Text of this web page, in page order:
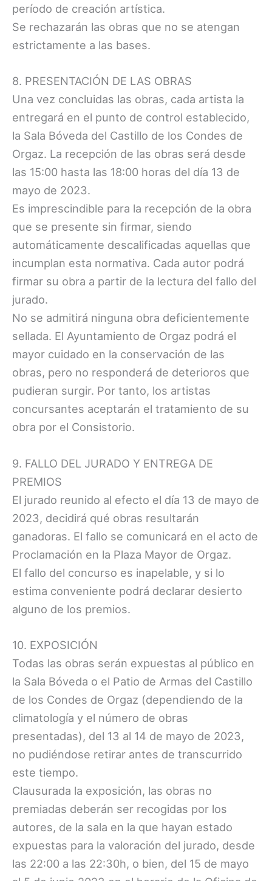
período de creación artística.
Se rechazarán las obras que no se atengan
estrictamente a las bases.
8. PRESENTACIÓN DE LAS OBRAS
Una vez concluidas las obras, cada artista la
entregará en el punto de control establecido,
la Sala Bóveda del Castillo de los Condes de
Orgaz. La recepción de las obras será desde
las 15:00 hasta las 18:00 horas del día 13 de
mayo de 2023.
Es imprescindible para la recepción de la obra
que se presente sin firmar, siendo
automáticamente descalificadas aquellas que
incumplan esta normativa. Cada autor podrá
firmar su obra a partir de la lectura del fallo del
jurado.
No se admitirá ninguna obra deficientemente
sellada. El Ayuntamiento de Orgaz podrá el
mayor cuidado en la conservación de las
obras, pero no responderá de deterioros que
pudieran surgir. Por tanto, los artistas
concursantes aceptarán el tratamiento de su
obra por el Consistorio.
9. FALLO DEL JURADO Y ENTREGA DE
PREMIOS
El jurado reunido al efecto el día 13 de mayo de
2023, decidirá qué obras resultarán
ganadoras. El fallo se comunicará en el acto de
Proclamación en la Plaza Mayor de Orgaz.
El fallo del concurso es inapelable, y si lo
estima conveniente podrá declarar desierto
alguno de los premios.
10. EXPOSICIÓN
Todas las obras serán expuestas al público en
la Sala Bóveda o el Patio de Armas del Castillo
de los Condes de Orgaz (dependiendo de la
climatología y el número de obras
presentadas), del 13 al 14 de mayo de 2023,
no pudiéndose retirar antes de transcurrido
este tiempo.
Clausurada la exposición, las obras no
premiadas deberán ser recogidas por los
autores, de la sala en la que hayan estado
expuestas para la valoración del jurado, desde
las 22:00 a las 22:30h, o bien, del 15 de mayo